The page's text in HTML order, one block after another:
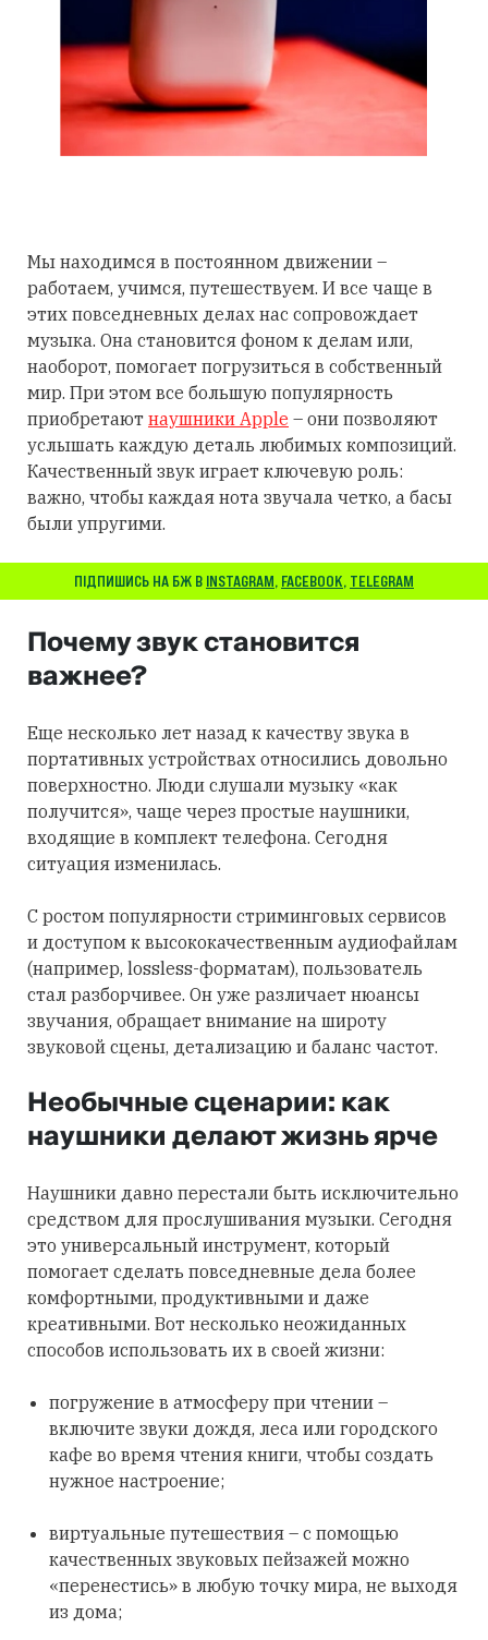
Мы находимся в постоянном движении –
работаем, учимся, путешествуем. И все чаще в
этих повседневных делах нас сопровождает
музыка. Она становится фоном к делам или,
наоборот, помогает погрузиться в собственный
мир. При этом все большую популярность
приобретают наушники Apple – они позволяют
услышать каждую деталь любимых композиций.
Качественный звук играет ключевую роль:
важно, чтобы каждая нота звучала четко, а басы
были упругими.
ПІДПИШИСЬ НА БЖ В INSTAGRAM, FACEBOOK, TELEGRAM
Почему звук становится
важнее?
Еще несколько лет назад к качеству звука в
портативных устройствах относились довольно
поверхностно. Люди слушали музыку «как
получится», чаще через простые наушники,
входящие в комплект телефона. Сегодня
ситуация изменилась.
С ростом популярности стриминговых сервисов
и доступом к высококачественным аудиофайлам
(например, lossless-форматам), пользователь
стал разборчивее. Он уже различает нюансы
звучания, обращает внимание на широту
звуковой сцены, детализацию и баланс частот.
Необычные сценарии: как
наушники делают жизнь ярче
Наушники давно перестали быть исключительно
средством для прослушивания музыки. Сегодня
это универсальный инструмент, который
помогает сделать повседневные дела более
комфортными, продуктивными и даже
креативными. Вот несколько неожиданных
способов использовать их в своей жизни:
погружение в атмосферу при чтении –
включите звуки дождя, леса или городского
кафе во время чтения книги, чтобы создать
нужное настроение;
виртуальные путешествия – с помощью
качественных звуковых пейзажей можно
«перенестись» в любую точку мира, не выходя
из дома;